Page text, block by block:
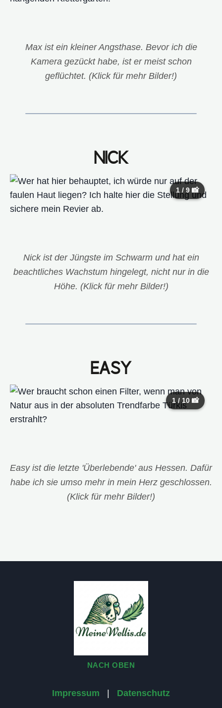
Max ist ein kleiner Angsthase. Bevor ich die
Kamera gezückt habe, ist er meist schon
geflüchtet. (Klick für mehr Bilder!)
NICK
1 / 9 📸
Nick ist der Jüngste im Schwarm und hat ein
beachtliches Wachstum hingelegt, nicht nur in die
Höhe. (Klick für mehr Bilder!)
EASY
1 / 10 📸
Easy ist die letzte 'Überlebende' aus Hessen. Dafür
habe ich sie umso mehr in mein Herz geschlossen.
(Klick für mehr Bilder!)
NACH OBEN
Impressum
Datenschutz